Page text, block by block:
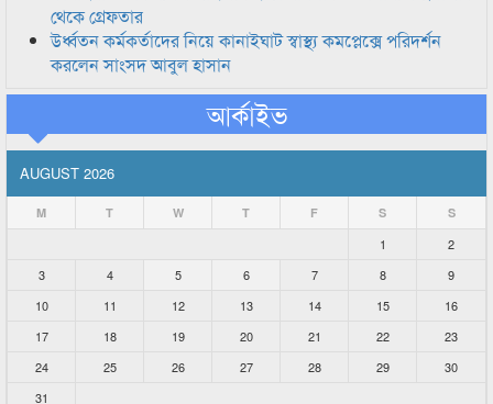
থেকে গ্রেফতার
উর্ধ্বতন কর্মকর্তাদের নিয়ে কানাইঘাট স্বাস্থ্য কমপ্লেক্সে পরিদর্শন
করলেন সাংসদ আবুল হাসান
আর্কাইভ
AUGUST 2026
M T W T F S S
1
2
3
4 5 6 7 8
9
10
11 12 13 14 15
16
17
18 19 20 21 22
23
24
25 26 27 28 29
30
31